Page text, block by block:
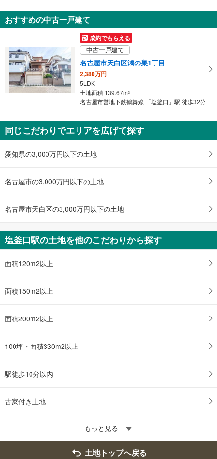
知
を
け
取
る
・
条
マ
イ
ペ
ー
保
す
る
おすすめの中古一戸建て
成約でもらえる
中古一戸建て
名古屋市天白区鴻の巣1丁目
2,380万円
5LDK
土地面積 139.67m2
名古屋市営地下鉄鶴舞線 「塩釜口」駅 徒歩32分
同じこだわりでエリアを広げて探す
愛知県の3,000万円以下の土地
名古屋市の3,000万円以下の土地
名古屋市天白区の3,000万円以下の土地
塩釜口駅の土地を他のこだわりから探す
面積120m2以上
面積150m2以上
面積200m2以上
100坪・面積330m2以上
駅徒歩10分以内
古家付き土地
もっと見る
土地トップへ戻る